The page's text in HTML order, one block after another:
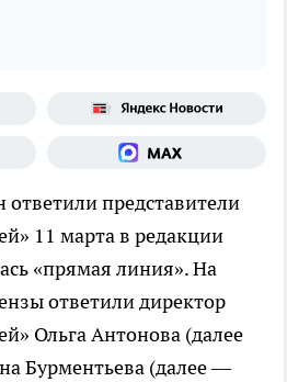
представители
11 марта в редакции
«прямая линия».На
ответили директор
Ольга Антонова (далее
Бурментьева (далее —